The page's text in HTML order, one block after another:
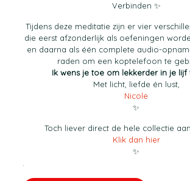
Verbinden ✨
Tijdens deze meditatie zijn er vier
die eerst afzonderlijk als oefeningen
en daarna als één complete audio-
raden om een koptelefoon te
Ik wens je toe om lekkerder in je lijf
Met licht, liefde én lust,
Nicole
✨
Toch liever direct de hele collectie
Klik dan hier
✨